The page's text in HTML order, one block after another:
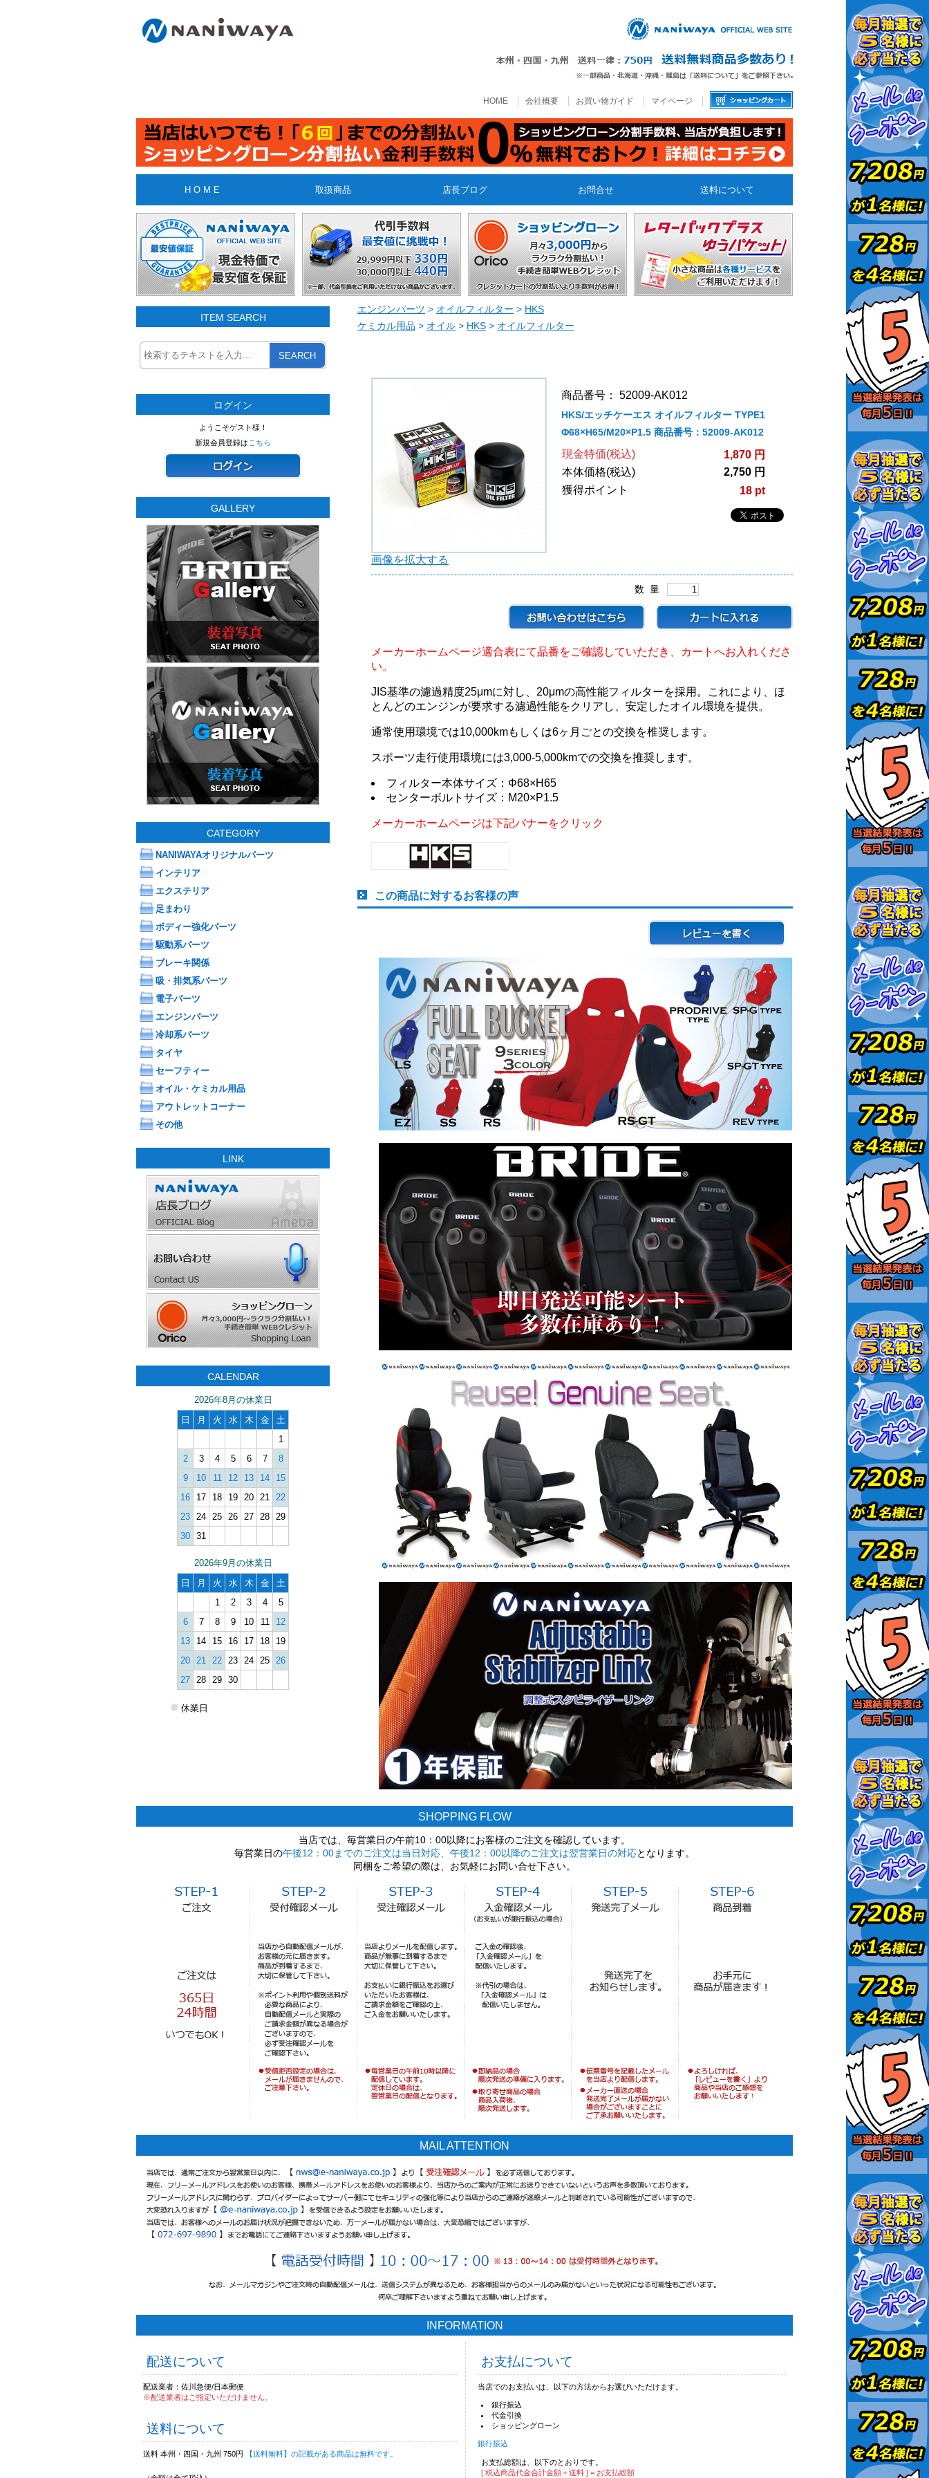
HOME 会社概要 お買い物ガイド マイページ
H O M E 取扱商品 店長ブログ お問合せ 送料について
ITEM SEARCH
SEARCH
ログイン
ようこそゲスト様！
新規会員登録は こちら
GALLERY
CATEGORY
NANIWAYAオリジナルパーツ
インテリア
エクステリア
足まわり
ボディー強化パーツ
駆動系パーツ
ブレーキ関係
吸・排気系パーツ
電子パーツ
エンジンパーツ
冷却系パーツ
タイヤ
セーフティー
オイル・ケミカル用品
アウトレットコーナー
その他
LINK
CALENDAR
2026年8月の休業日
日
月 火 水 木 金
土
1
2
3 4 5 6 7
8
9
10 11 12 13 14
15
16
17 18 19 20 21 22
23 24 25 26 27 28 29
30 31
2026年9月の休業日
日
月 火 水 木 金
土
1
2 3 4
5
6
7 8 9 10 11
12
13
14 15 16 17 18
19
20 21 22 23 24 25 26
27 28 29 30
■ 休業日
エンジンパーツ > オイルフィルター > HKS
ケミカル用品 > オイル > HKS > オイルフィルター
画像を拡大する
商品番号： 52009-AK012
HKS/エッチケーエス オイルフィルター TYPE1
Φ68×H65/M20×P1.5 商品番号：52009-AK012
現金特価(税込)
1,870 円
本体価格(税込)
2,750 円
獲得ポイント
18 pt
数 量
メーカーホームページ適合表にて品番をご確認していただき、カートへお入れくださ
い。
JIS基準の濾過精度25μmに対し、20μmの高性能フィルターを採用。これにより、ほ
とんどのエンジンが要求する濾過性能をクリアし、安定したオイル環境を提供。
通常使用環境では10,000kmもしくは6ヶ月ごとの交換を椎奨します。
スポーツ走行使用環境には3,000-5,000kmでの交換を推奨します。
フィルター本体サイズ：Φ68×H65
センターボルトサイズ：M20×P1.5
メーカーホームページは下記バナーをクリック
この商品に対するお客様の声
SHOPPING FLOW
当店では、毎営業日の午前10：00以降にお客様のご注文を確認しています。
毎営業日の午後12：00までのご注文は当日対応、午後12：00以降のご注文は翌営業日の対応となります。
同梱をご希望の際は、お気軽にお問い合せ下さい。
MAIL ATTENTION
INFORMATION
配送について
配送業者：佐川急便/日本郵便
※配送業者はご指定いただけません。
送料について
送料 本州・四国・九州 750円 【送料無料】の記載がある商品は無料です。
お支払について
当店でのお支払いは、以下の方法からお選びいただけます。
銀行振込
代金引換
ショッピングローン
銀行振込
お支払総額は、以下のとおりです。
[ 税込商品代金合計金額＋送料 ] = お支払総額